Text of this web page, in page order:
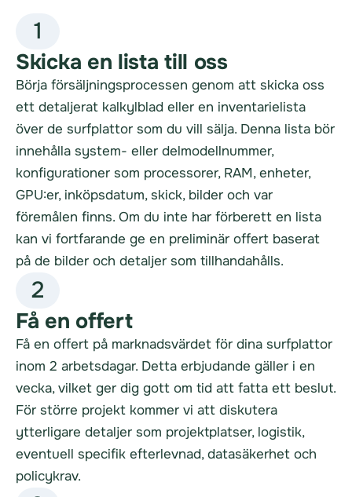
1
Skicka en lista till oss
Börja försäljningsprocessen genom att skicka oss
ett detaljerat kalkylblad eller en inventarielista
över de surfplattor som du vill sälja. Denna lista bör
innehålla system- eller delmodellnummer,
konfigurationer som processorer, RAM, enheter,
GPU:er, inköpsdatum, skick, bilder och var
föremålen finns. Om du inte har förberett en lista
kan vi fortfarande ge en preliminär offert baserat
på de bilder och detaljer som tillhandahålls.
2
Få en offert
Få en offert på marknadsvärdet för dina surfplattor
inom 2 arbetsdagar. Detta erbjudande gäller i en
vecka, vilket ger dig gott om tid att fatta ett beslut.
För större projekt kommer vi att diskutera
ytterligare detaljer som projektplatser, logistik,
eventuell specifik efterlevnad, datasäkerhet och
policykrav.